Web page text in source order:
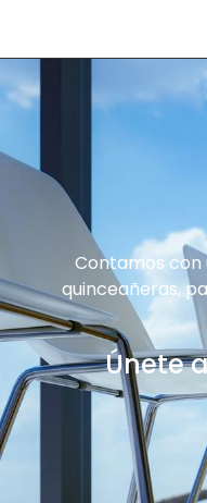
Contamos con
quinceañeras,
Únete